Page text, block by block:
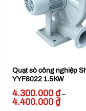
Quạt sò công nghiệp
YYF8022 1.5KW
4.300.000 ₫ –
4.400.000 ₫Khoảng
giá: